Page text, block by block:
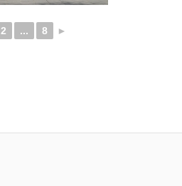
2 ... 8 ►